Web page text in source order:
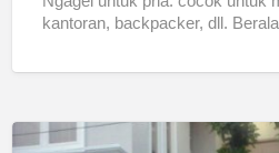
kantoran, backpacker, dll.
Kost